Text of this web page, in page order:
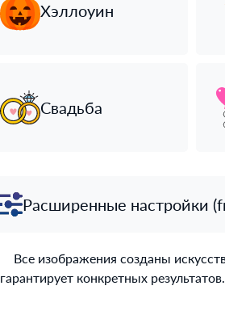
Хэллоуин
Свадьба
Расширенные настройки
Все изображения созданы
гарантирует конкретных